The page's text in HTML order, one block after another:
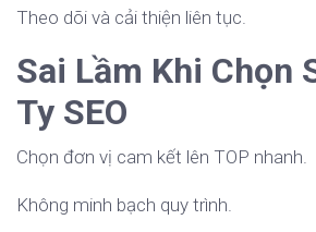
Theo dõi và cải thiện liên tục.
Sai Lầm Khi Chọn
Ty SEO
Chọn đơn vị cam kết lên TOP nhanh.
Không minh bạch quy trình.